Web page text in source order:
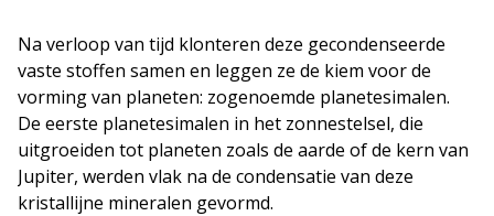
Na verloop van tijd klonteren deze gecondenseerde
vaste stoffen samen en leggen ze de kiem voor de
vorming van planeten: zogenoemde planetesimalen.
De eerste planetesimalen in het zonnestelsel, die
uitgroeiden tot planeten zoals de aarde of de kern van
Jupiter, werden vlak na de condensatie van deze
kristallijne mineralen gevormd.